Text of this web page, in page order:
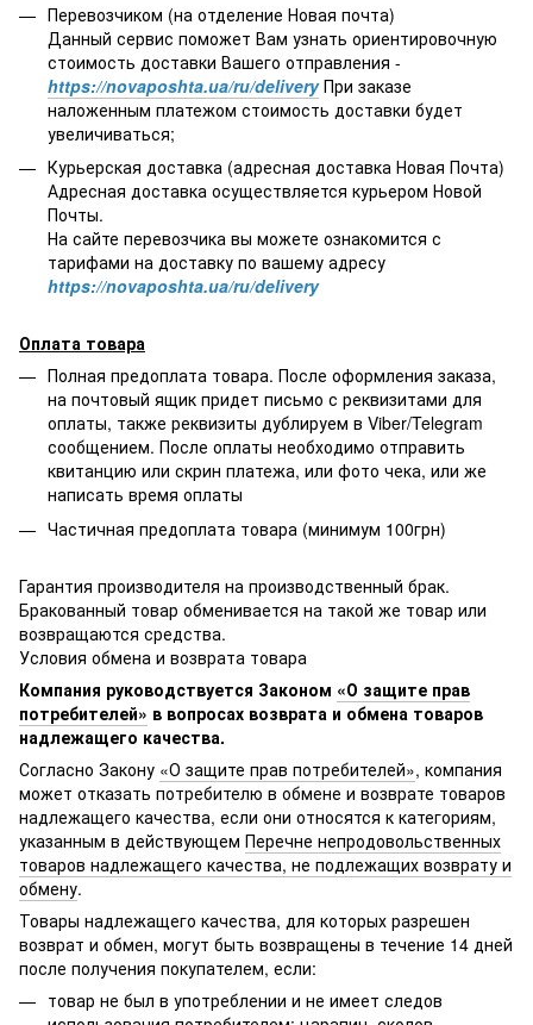
Перевозчиком (на отделение Новая почта)
Данный сервис поможет Вам узнать ориентировочную
стоимость доставки Вашего отправления -
https://novaposhta.ua/ru/deliveryПри заказе
наложенным платежом стоимость доставки будет
увеличиваться;
Курьерская доставка (адресная доставка Новая Почта)
Адресная доставка осуществляется курьером Новой
Почты.
На сайте перевозчика вы можете ознакомится с
тарифами на доставку по вашему адресу
https://novaposhta.ua/ru/delivery
Оплата товара
Полная предоплата товара. После оформления заказа,
на почтовый ящик придет письмо с реквизитами для
оплаты, также реквизиты дублируем в Viber/Telegram
сообщением. После оплаты необходимо отправить
квитанцию или скрин платежа, или фото чека, или же
написать время оплаты
Частичная предоплата товара (минимум 100грн)
Гарантия производителя на производственный брак.
Бракованный товар обменивается на такой же товар или
возвращаются средства.
Условия обмена и возврата товара
Компания руководствуется Законом «О защите прав
потребителей» в вопросах возврата и обмена товаров
надлежащего качества.
Согласно Закону «О защите прав потребителей», компания
может отказать потребителю в обмене и возврате товаров
надлежащего качества, если они относятся к категориям,
указанным в действующем Перечне непродовольственных
товаров надлежащего качества, не подлежащих возврату и
обмену.
Товары надлежащего качества, для которых разрешен
возврат и обмен, могут быть возвращены в течение 14 дней
после получения покупателем, если:
товар не был в употреблении и не имеет следов